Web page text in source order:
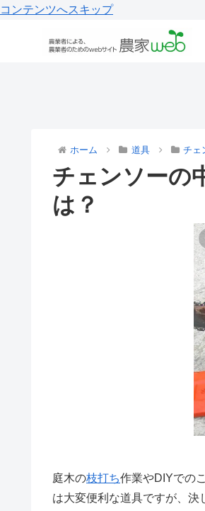
コンテンツへスキップ
ホーム 道具 チェ
チェンソーの
は？
庭木の枝打ち作業やDIYでの
は大変便利な道具ですが、決